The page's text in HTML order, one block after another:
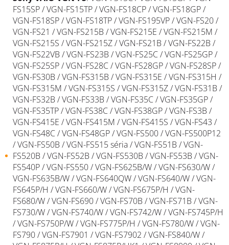
FS15SP / VGN-FS15TP / VGN-FS18CP / VGN-FS18GP /
VGN-FS18SP / VGN-FS18TP / VGN-FS195VP / VGN-FS20 /
VGN-FS21 / VGN-FS215B / VGN-FS215E / VGN-FS215M /
VGN-FS215S / VGN-FS215Z / VGN-FS21B / VGN-FS22B /
VGN-FS22VB / VGN-FS23B / VGN-FS25C / VGN-FS25GP /
VGN-FS25SP / VGN-FS28C / VGN-FS28GP / VGN-FS28SP /
VGN-FS30B / VGN-FS315B / VGN-FS315E / VGN-FS315H /
VGN-FS315M / VGN-FS315S / VGN-FS315Z / VGN-FS31B /
VGN-FS32B / VGN-FS33B / VGN-FS35C / VGN-FS35GP /
VGN-FS35TP / VGN-FS38C / VGN-FS38GP / VGN-FS3B /
VGN-FS415E / VGN-FS415M / VGN-FS415S / VGN-FS43 /
VGN-FS48C / VGN-FS48GP / VGN-FS500 / VGN-FS500P12
/ VGN-FS50B / VGN-FS515 séria / VGN-FS51B / VGN-
FS520B / VGN-FS52B / VGN-FS530B / VGN-FS53B / VGN-
FS540P / VGN-FS550 / VGN-FS625B/W / VGN-FS630/W /
VGN-FS635B/W / VGN-FS640QW / VGN-FS640/W / VGN-
FS645P/H / VGN-FS660/W / VGN-FS675P/H / VGN-
FS680/W / VGN-FS690 / VGN-FS70B / VGN-FS71B / VGN-
FS730/W / VGN-FS740/W / VGN-FS742/W / VGN-FS745P/H
/ VGN-FS750P/W / VGN-FS775P/H / VGN-FS780/W / VGN-
FS790 / VGN-FS7901 / VGN-FS7902 / VGN-FS840/W /